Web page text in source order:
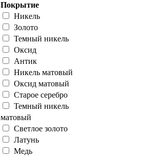
Покрытие
Никель
Золото
Темный никель
Оксид
Антик
Никель матовый
Оксид матовый
Старое серебро
Темный никель
матовый
Светлое золото
Латунь
Медь